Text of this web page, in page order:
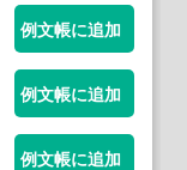
例文帳に追加
例文帳に追加
例文帳に追加